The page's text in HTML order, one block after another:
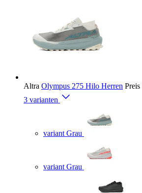
Altra Olympus 275 Hilo Herren Preis
3 varianten
variant Grau
variant Grau